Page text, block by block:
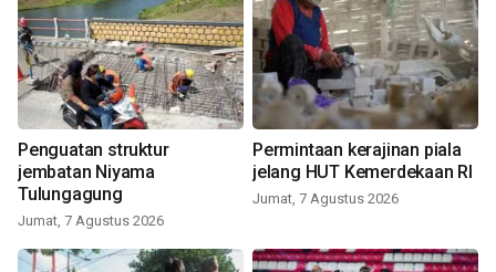
Penguatan struktur
jembatan Niyama
Tulungagung
Jumat, 7 Agustus 2026
Permintaan kerajinan piala
jelang HUT Kemerdekaan RI
Jumat, 7 Agustus 2026